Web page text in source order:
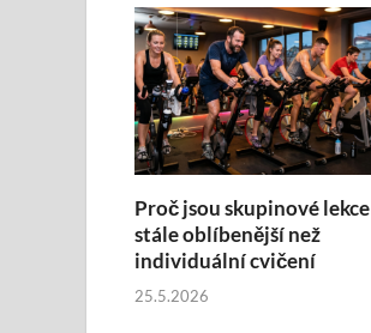
Proč jsou skupinové lekce
stále oblíbenější než
individuální cvičení
25.5.2026